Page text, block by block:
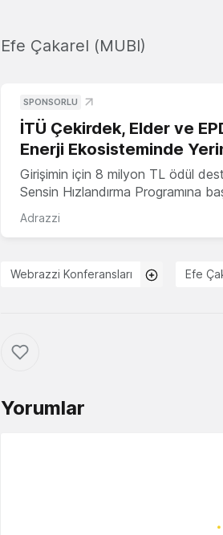
Efe Çakarel (MUBI)
SPONSORLU
İTÜ Çekirdek, Elder ve
Enerji Ekosisteminde
Girişimin için 8 milyon TL ödül
Sensin Hızlandırma Programına
Adrazzi
Webrazzi Konferansları Efe
Yorumlar